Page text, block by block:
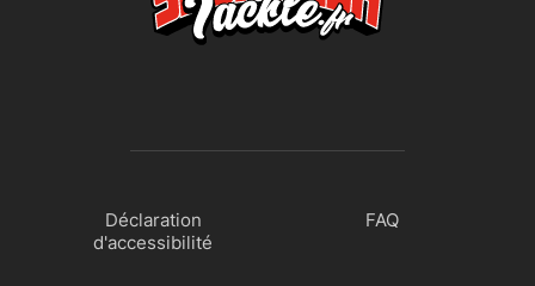
Déclaration
d'accessibilité
FAQ